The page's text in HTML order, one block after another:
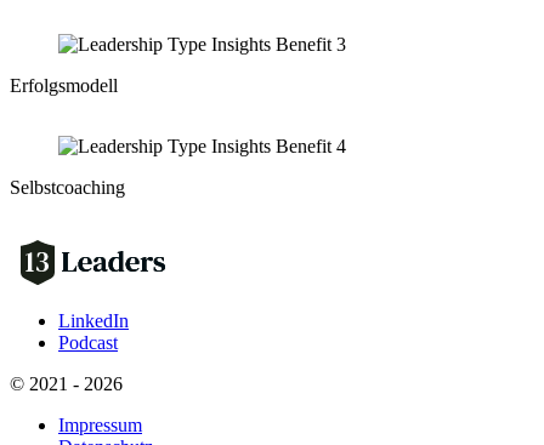
Erfolgsmodell
Selbstcoaching
LinkedIn
Podcast
© 2021 - 2026
Impressum